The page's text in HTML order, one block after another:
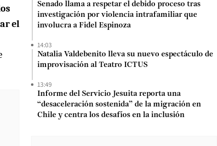
el
Senado llama a respetar el debido proceso tras
investigación por violencia intrafamiliar que
involucra a Fidel Espinoza
14:03
Natalia Valdebenito lleva su nuevo espectáculo de
improvisación al Teatro ICTUS
13:49
Informe del Servicio Jesuita reporta una
“desaceleración sostenida” de la migración en
Chile y centra los desafíos en la inclusión